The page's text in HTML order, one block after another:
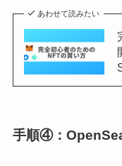
あわせて読みたい
手順④：